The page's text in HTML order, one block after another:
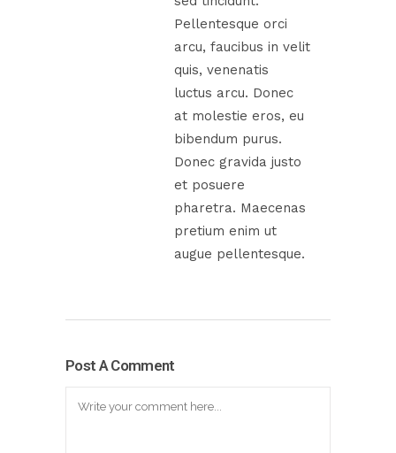
Pellentesque orci
arcu, faucibus in velit
quis, venenatis
luctus arcu. Donec
at molestie eros, eu
bibendum purus.
Donec gravida justo
et posuere
pharetra. Maecenas
pretium enim ut
augue pellentesque.
Post A Comment